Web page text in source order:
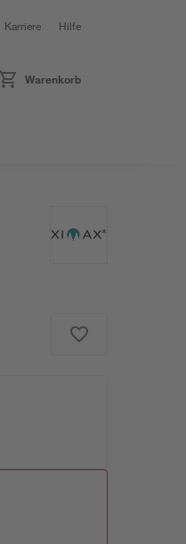
Karriere Hilfe
Warenkorb